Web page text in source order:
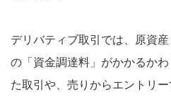
デリバティブ取引では、原資
の「資金調達料」がかかるか
た取引や、売りからエントリ